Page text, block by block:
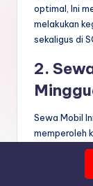
optimal, Ini
melakukan
sekaligus di
2.
Sewa Mobil
memperoleh
yang lebih
selama